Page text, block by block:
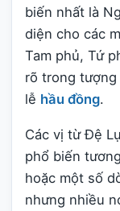
biến nhất là
diện cho các
Tam phủ, Tứ
rõ trong tượng
lễ hầu đồng.
Các vị từ Đệ
phổ biến
hoặc một số
nhưng nhiều